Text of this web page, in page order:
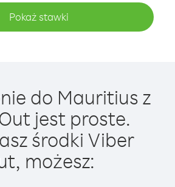
Pokaż stawki
do Mauritius z
jest proste.
środki Viber
możesz: